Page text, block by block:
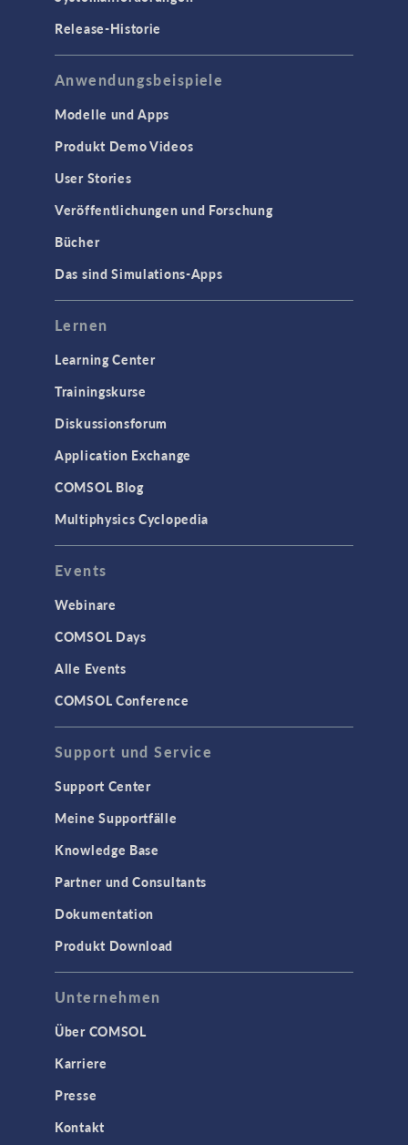
Release-Historie
Anwendungsbeispiele
Modelle und Apps
Produkt Demo Videos
User Stories
Veröffentlichungen und Forschung
Bücher
Das sind Simulations-Apps
Lernen
Learning Center
Trainingskurse
Diskussionsforum
Application Exchange
COMSOL Blog
Multiphysics Cyclopedia
Events
Webinare
COMSOL Days
Alle Events
COMSOL Conference
Support und Service
Support Center
Meine Supportfälle
Knowledge Base
Partner und Consultants
Dokumentation
Produkt Download
Unternehmen
Über COMSOL
Karriere
Presse
Kontakt